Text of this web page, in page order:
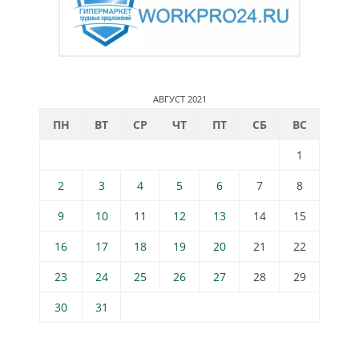
АВГУСТ 2021
ПН ВТ СР ЧТ ПТ СБ
ВС
1
2
3 4 5 6 7
8
9
10 11 12 13 14
15
16
17 18 19 20 21
22
23
24 25 26 27 28
29
30
31